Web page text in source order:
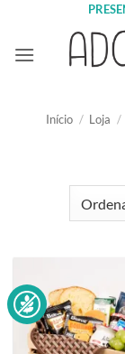
content
Início / Loja /